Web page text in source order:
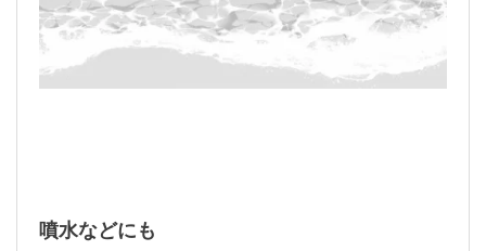
噴水などにも